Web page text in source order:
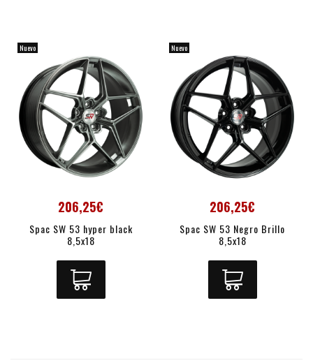
Nuevo
206,25€
Spac SW 53 hyper black
8,5x18
Nuevo
206,25€
Spac SW 53 Negro Brillo
8,5x18